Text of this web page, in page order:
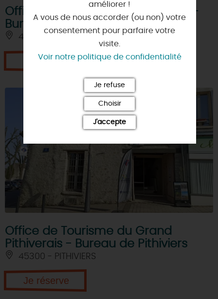
Office de Tourisme Gâtinais Sud -
Bureau de Bellegarde
45270 - BELLEGARDE
Je réserve
Office de Tourisme du Grand
Pithiverais - Bureau de Pithiviers
45300 - PITHIVIERS
Je réserve
améliorer !
A vous de nous accorder (ou non) votre
consentement pour parfaire votre
visite.
Voir notre politique de confidentialité
Je refuse
Choisir
J'accepte